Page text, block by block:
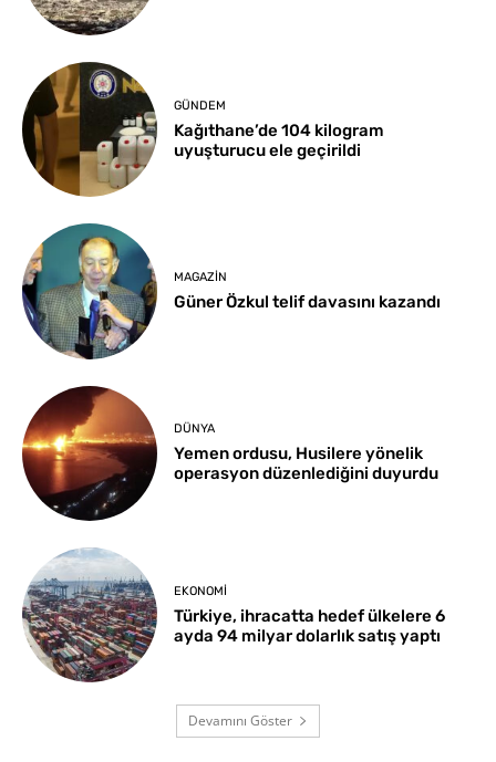
GÜNDEM
Kağıthane’de 104 kilogram
uyuşturucu ele geçirildi
MAGAZIN
Güner Özkul telif davasını kazandı
DÜNYA
Yemen ordusu, Husilere yönelik
operasyon düzenlediğini duyurdu
EKONOMI
Türkiye, ihracatta hedef ülkelere 6
ayda 94 milyar dolarlık satış yaptı
Devamını Göster